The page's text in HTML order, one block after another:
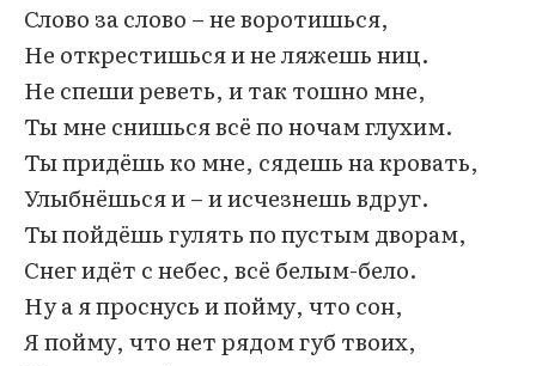
Слово за слово – не воротишься,
Не открестишься и не ляжешь ниц.
Не спеши реветь, и так тошно мне,
Ты мне снишься всё по ночам глухим.
Ты придёшь ко мне, сядешь на кровать,
Улыбнёшься и – и исчезнешь вдруг.
Ты пойдёшь гулять по пустым дворам,
Снег идёт с небес, всё белым-бело.
Ну а я проснусь и пойму, что сон,
Я пойму, что нет рядом губ твоих,